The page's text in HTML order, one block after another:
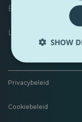
Een probleem
Laat feedback achter
Privacybeleid
Cookiebeleid
SHOW